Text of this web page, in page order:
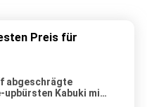
Preis für
abgeschrägte
upbürsten Kabuki mit